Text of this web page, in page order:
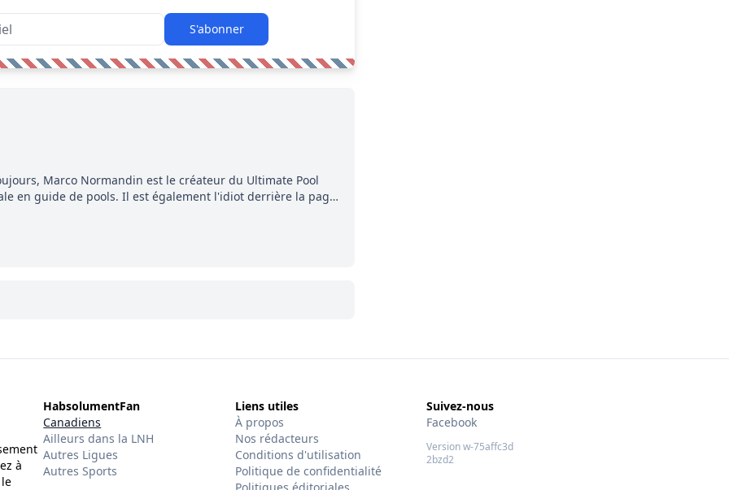
S'abonner
Marco Normandin est le créateur du Ultimate Pool
en guide de pools. Il est également l'idiot derrière la page
à
HabsolumentFan
Canadiens
Ailleurs dans la LNH
Autres Ligues
Autres Sports
Liens utiles
À propos
Nos rédacteurs
Conditions d'utilisation
Politique de confidentialité
Suivez-nous
Facebook
Version w-75affc3d
2bzd2